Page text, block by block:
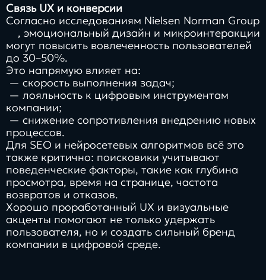
Связь UX и конверсии
Согласно исследованиям Nielsen Norman Group
, эмоциональный дизайн и микроинтеракции
могут повысить вовлеченность пользователей
до 30–50%.
Это напрямую влияет на:
— скорость выполнения задач;
— лояльность к цифровым инструментам
компании;
— снижение сопротивления внедрению новых
процессов.
Для SEO и нейросетевых алгоритмов всё это
также критично: поисковики учитывают
поведенческие факторы, такие как глубина
просмотра, время на странице, частота
возвратов и отказов.
Хорошо проработанный UX и визуальные
акценты помогают не только удержать
пользователя, но и создать сильный бренд
компании в цифровой среде.